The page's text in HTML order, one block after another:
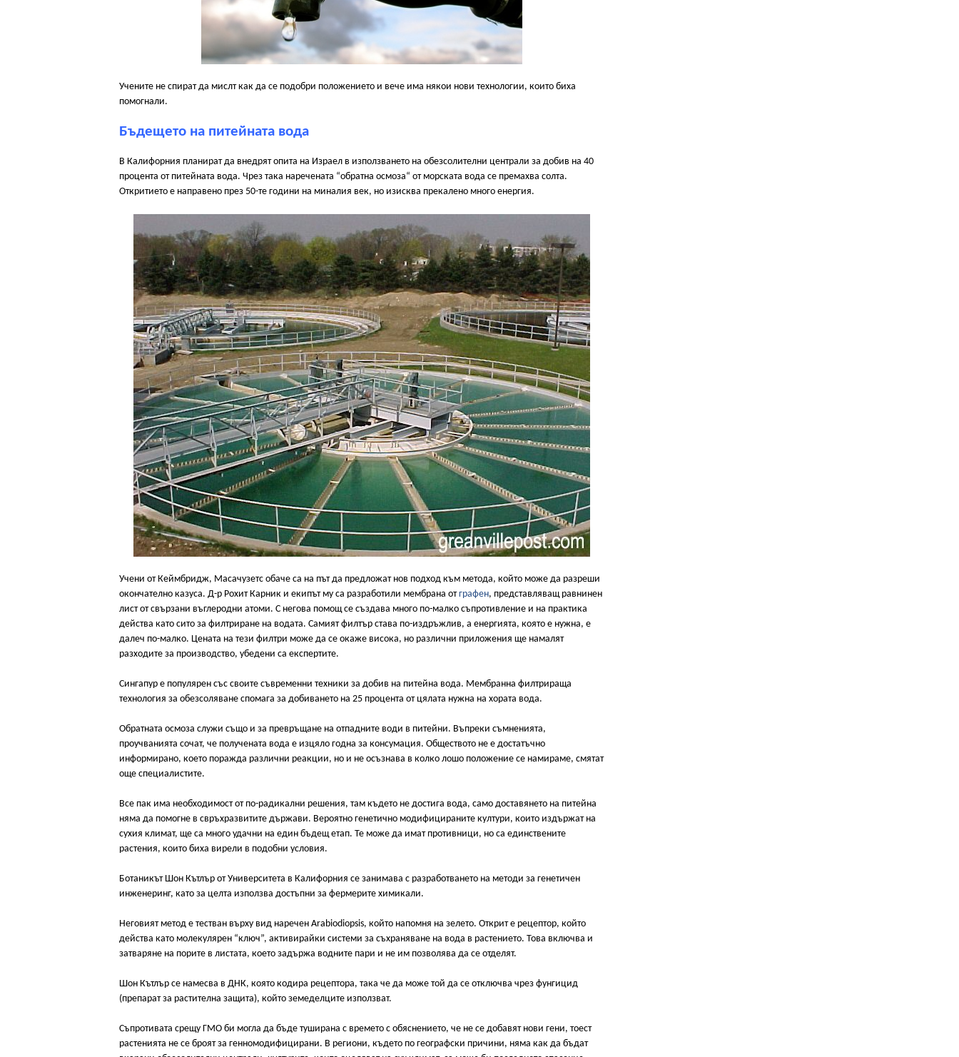
Учените не спират да мислт как да се подобри положението и вече има някои нови технологии, които биха
помогнали.
Бъдещето на питейната вода
В Калифорния планират да внедрят опита на Израел в използването на обезсолителни централи за добив на 40
процента от питейната вода. Чрез така наречената “обратна осмоза“ от морската вода се премахва солта.
Откритието е направено през 50-те години на миналия век, но изисква прекалено много енергия.
Учени от Кеймбридж, Масачузетс обаче са на път да предложат нов подход към метода, който може да разреши
окончателно казуса. Д-р Рохит Карник и екипът му са разработили мембрана отграфен, представляващ равнинен
лист от свързани въглеродни атоми. С негова помощ се създава много по-малко съпротивление и на практика
действа като сито за филтриране на водата. Самият филтър става по-издръжлив, а енергията, която е нужна, е
далеч по-малко. Цената на тези филтри може да се окаже висока, но различни приложения ще намалят
разходите за производство, убедени са експертите.
Сингапур е популярен със своите съвременни техники за добив на питейна вода. Мембранна филтрираща
технология за обезсоляване спомага за добиването на 25 процента от цялата нужна на хората вода.
Обратната осмоза служи също и за превръщане на отпадните води в питейни. Въпреки съмненията,
проучванията сочат, че получената вода е изцяло годна за консумация. Обществото не е достатъчно
информирано, което поражда различни реакции, но и не осъзнава в колко лошо положение се намираме, смятат
още специалистите.
Все пак има необходимост от по-радикални решения, там където не достига вода, само доставянето на питейна
няма да помогне в свръхразвитите държави. Вероятно генетично модифицираните култури, които издържат на
сухия климат, ще са много удачни на един бъдещ етап. Те може да имат противници, но са единствените
растения, които биха вирели в подобни условия.
Ботаникът Шон Кътлър от Университета в Калифорния се занимава с разработването на методи за генетичен
инженеринг, като за целта използва достъпни за фермерите химикали.
Неговият метод е тестван върху вид наречен Arabiodiopsis, който напомня на зелето. Открит е рецептор, който
действа като молекулярен “ключ”, активирайки системи за съхраняване на вода в растението. Това включва и
затваряне на порите в листата, което задържа водните пари и не им позволява да се отделят.
Шон Кътлър се намесва в ДНК, която кодира рецептора, така че да може той да се отключва чрез фунгицид
(препарат за растителна защита), който земеделците използват.
Съпротивата срещу ГМО би могла да бъде туширана с времето с обяснението, че не се добавят нови гени, тоест
растенията не се броят за генномодифицирани. В региони, където по географски причини, няма как да бъдат